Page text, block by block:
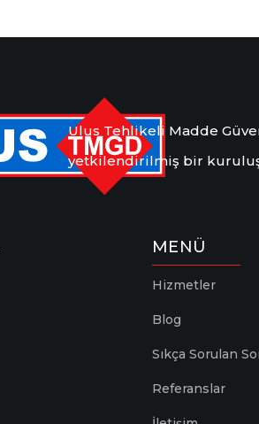
Ulus Tehlikeli Madde
yetkilendirilmiş bir kuruluş
MENÜ
Hizmetler
Blog
Sıkça Sorulan
Referanslar